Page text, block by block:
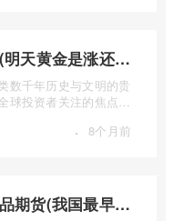
黄金是涨还是跌(明天黄金是涨还是跌)
数千年历史与文明的贵
球投资者关注的焦点。
· 8个月前
我国最早的农产品期货(我国最早的农产品期货交易合约的品种是)